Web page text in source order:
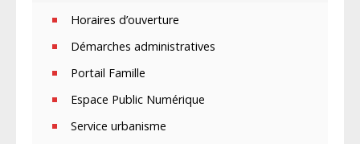
Horaires d’ouverture
Démarches administratives
Portail Famille
Espace Public Numérique
Service urbanisme